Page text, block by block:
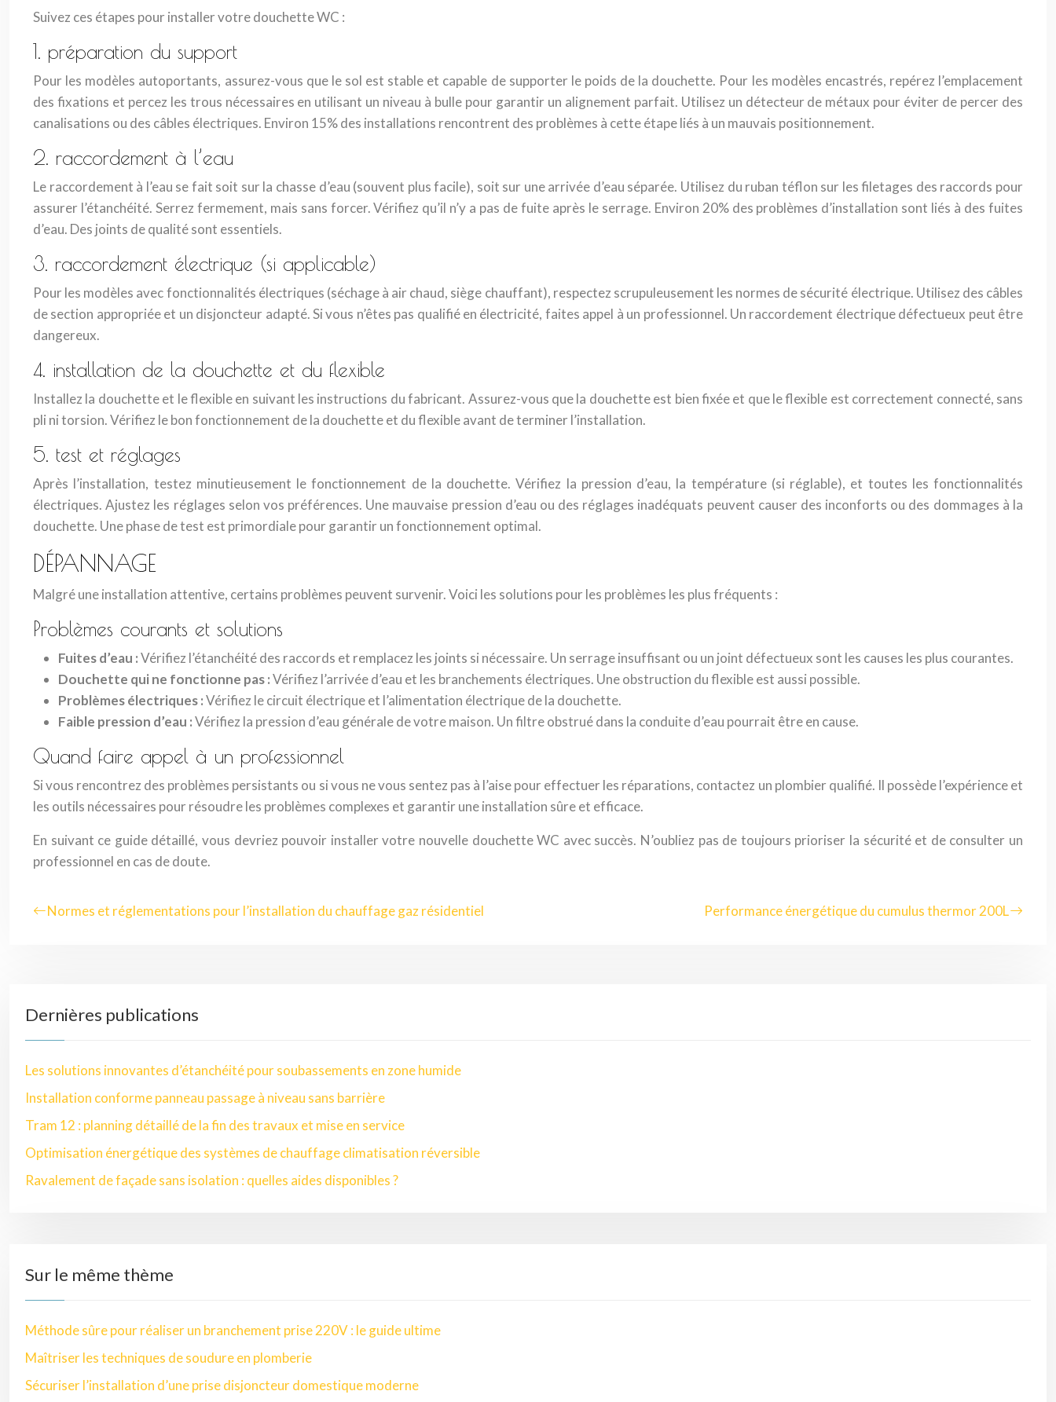
Suivez ces étapes pour installer votre douchette WC :
1. préparation du support
Pour les modèles autoportants, assurez-vous que le sol est stable et capable de supporter le poids de la douchette. Pour les modèles encastrés, repérez l’emplacement
des fixations et percez les trous nécessaires en utilisant un niveau à bulle pour garantir un alignement parfait. Utilisez un détecteur de métaux pour éviter de percer des
canalisations ou des câbles électriques. Environ 15% des installations rencontrent des problèmes à cette étape liés à un mauvais positionnement.
2. raccordement à l’eau
Le raccordement à l’eau se fait soit sur la chasse d’eau (souvent plus facile), soit sur une arrivée d’eau séparée. Utilisez du ruban téflon sur les filetages des raccords pour
assurer l’étanchéité. Serrez fermement, mais sans forcer. Vérifiez qu’il n’y a pas de fuite après le serrage. Environ 20% des problèmes d’installation sont liés à des fuites
d’eau. Des joints de qualité sont essentiels.
3. raccordement électrique (si applicable)
Pour les modèles avec fonctionnalités électriques (séchage à air chaud, siège chauffant), respectez scrupuleusement les normes de sécurité électrique. Utilisez des câbles
de section appropriée et un disjoncteur adapté. Si vous n’êtes pas qualifié en électricité, faites appel à un professionnel. Un raccordement électrique défectueux peut être
dangereux.
4. installation de la douchette et du flexible
Installez la douchette et le flexible en suivant les instructions du fabricant. Assurez-vous que la douchette est bien fixée et que le flexible est correctement connecté, sans
pli ni torsion. Vérifiez le bon fonctionnement de la douchette et du flexible avant de terminer l’installation.
5. test et réglages
Après l’installation, testez minutieusement le fonctionnement de la douchette. Vérifiez la pression d’eau, la température (si réglable), et toutes les fonctionnalités
électriques. Ajustez les réglages selon vos préférences. Une mauvaise pression d’eau ou des réglages inadéquats peuvent causer des inconforts ou des dommages à la
douchette. Une phase de test est primordiale pour garantir un fonctionnement optimal.
DÉPANNAGE
Malgré une installation attentive, certains problèmes peuvent survenir. Voici les solutions pour les problèmes les plus fréquents :
Problèmes courants et solutions
Fuites d’eau :Vérifiez l’étanchéité des raccords et remplacez les joints si nécessaire. Un serrage insuffisant ou un joint défectueux sont les causes les plus courantes.
Douchette qui ne fonctionne pas :Vérifiez l’arrivée d’eau et les branchements électriques. Une obstruction du flexible est aussi possible.
Problèmes électriques :Vérifiez le circuit électrique et l’alimentation électrique de la douchette.
Faible pression d’eau :Vérifiez la pression d’eau générale de votre maison. Un filtre obstrué dans la conduite d’eau pourrait être en cause.
Quand faire appel à un professionnel
Si vous rencontrez des problèmes persistants ou si vous ne vous sentez pas à l’aise pour effectuer les réparations, contactez un plombier qualifié. Il possède l’expérience et
les outils nécessaires pour résoudre les problèmes complexes et garantir une installation sûre et efficace.
En suivant ce guide détaillé, vous devriez pouvoir installer votre nouvelle douchette WC avec succès. N’oubliez pas de toujours prioriser la sécurité et de consulter un
professionnel en cas de doute.
Normes et réglementations pour l’installation du chauffage gaz résidentiel Performance énergétique du cumulus thermor 200L
Dernières publications
Les solutions innovantes d’étanchéité pour soubassements en zone humide
Installation conforme panneau passage à niveau sans barrière
Tram 12 : planning détaillé de la fin des travaux et mise en service
Optimisation énergétique des systèmes de chauffage climatisation réversible
Ravalement de façade sans isolation : quelles aides disponibles ?
Sur le même thème
Méthode sûre pour réaliser un branchement prise 220V : le guide ultime
Maîtriser les techniques de soudure en plomberie
Sécuriser l’installation d’une prise disjoncteur domestique moderne